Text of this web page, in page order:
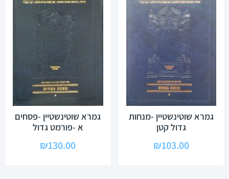
גמרא שוטינשטיין -מנחות
גדול קטן
₪103.00
גמרא שוטינשטיין -פסחים
א -פורמט גדול
₪130.00